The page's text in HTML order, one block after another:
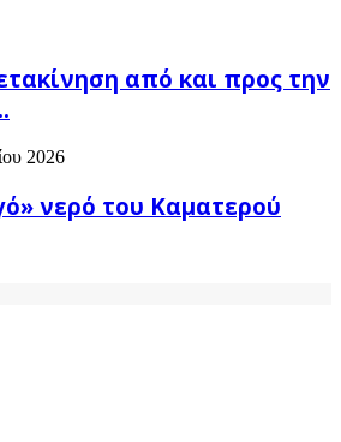
από και προς την
2026
νερό του Καματερού